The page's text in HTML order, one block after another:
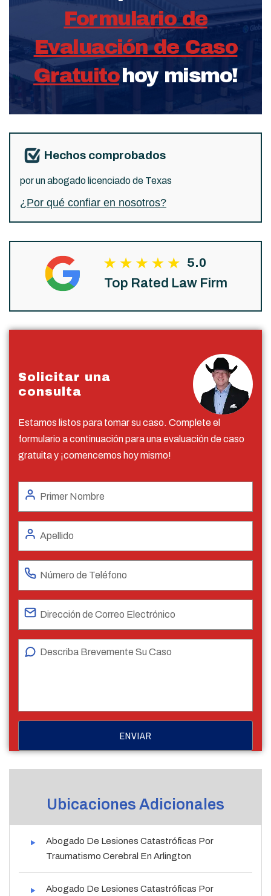
Formulario de
Evaluación de Caso
Gratuitohoy mismo!
Hechos comprobados
por un abogado licenciado de Texas
¿Por qué confiar en nosotros?
5.0
Top Rated Law Firm
Solicitar una
consulta
Estamos listos para tomar su caso. Complete el
formulario a continuación para una evaluación de caso
gratuita y ¡comencemos hoy mismo!
Ubicaciones Adicionales
Abogado De Lesiones Catastróficas Por
Traumatismo Cerebral En Arlington
Abogado De Lesiones Catastróficas Por